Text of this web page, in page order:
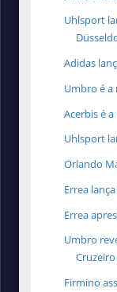
Uhlsport
Adidas
Umbro é a
Acerbis é
Uhlsport
Orlando
Errea
Errea
Umbro
Cruzeiro
Firmino